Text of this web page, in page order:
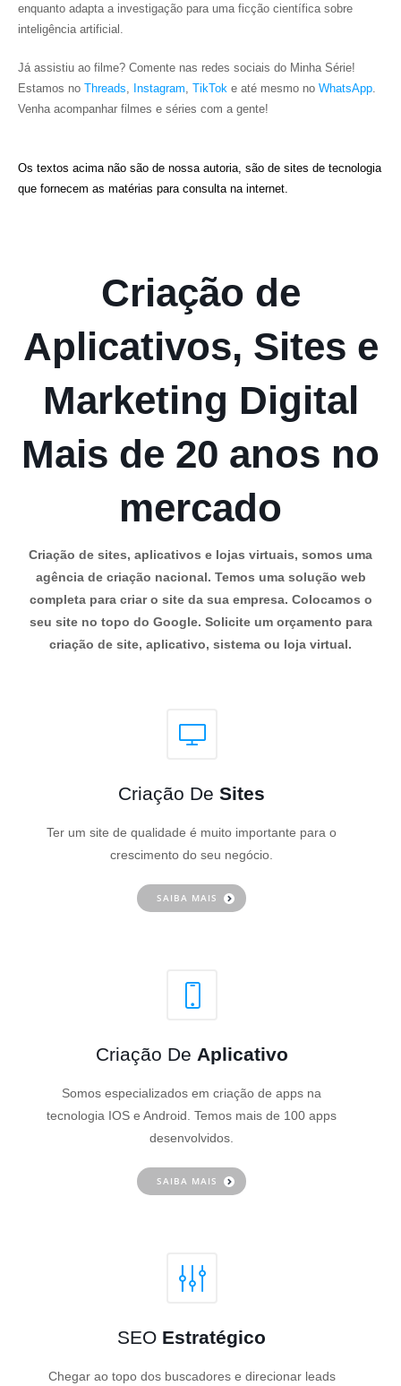
enquanto adapta a investigação para uma ficção científica sobre
inteligência artificial.
Já assistiu ao filme? Comente nas redes sociais do Minha Série!
Estamos no Threads, Instagram, TikTok e até mesmo no WhatsApp.
Venha acompanhar filmes e séries com a gente!
Os textos acima não são de nossa autoria, são de sites de tecnologia
que fornecem as matérias para consulta na internet.
Criação de
Aplicativos, Sites e
Marketing Digital
Mais de 20 anos no
mercado
Criação de sites, aplicativos e lojas virtuais, somos uma
agência de criação nacional. Temos uma solução web
completa para criar o site da sua empresa. Colocamos o
seu site no topo do Google. Solicite um orçamento para
criação de site, aplicativo, sistema ou loja virtual.
Criação De Sites
Ter um site de qualidade é muito importante para o
crescimento do seu negócio.
SAIBA MAIS
Criação De Aplicativo
Somos especializados em criação de apps na
tecnologia IOS e Android. Temos mais de 100 apps
desenvolvidos.
SAIBA MAIS
SEO Estratégico
Chegar ao topo dos buscadores e direcionar leads